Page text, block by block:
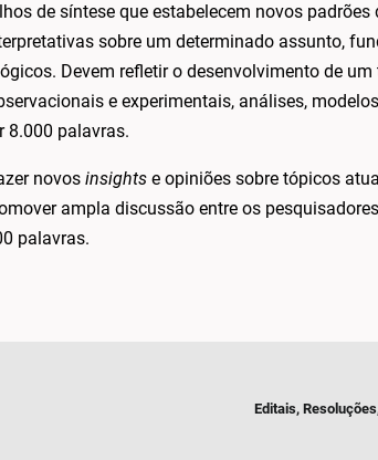
de síntese que estabelecem novos padrões
sobre um determinado assunto,
Devem refletir o desenvolvimento de
e experimentais, análises,
8.000 palavras.
novos insights e opiniões sobre tópicos
ampla discussão entre os
palavras.
Editais,